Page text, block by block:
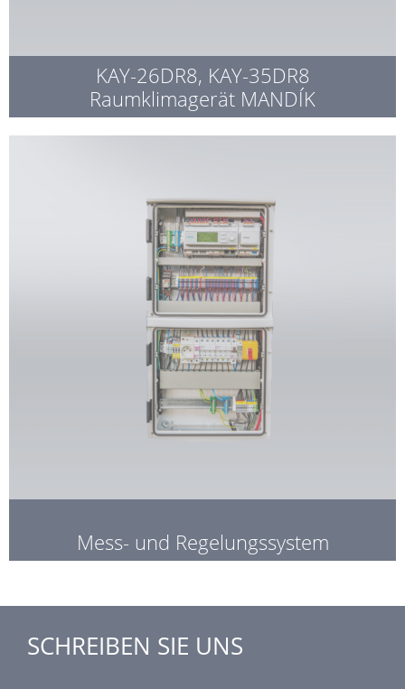
KAY-26DR8, KAY-35DR8
Raumklimagerät MANDÍK
Mess- und Regelungssystem
SCHREIBEN SIE UNS